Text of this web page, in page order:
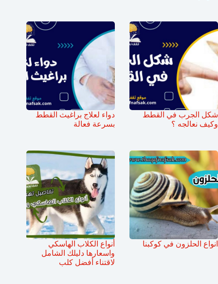
شكل الجرب في القطط
وكيف نعالجه ؟
دواء لعلاج براغيث القطط
بسرعة فعالة
انواع الحلزون في كوكبنا
أنواع الكلاب الهاسكي
واسعارها دليلك الشامل
لاقتناء أفضل كلب